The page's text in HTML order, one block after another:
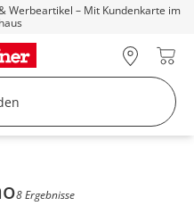
Werbeartikel – Mit Kundenkarte im
8 Ergebnisse